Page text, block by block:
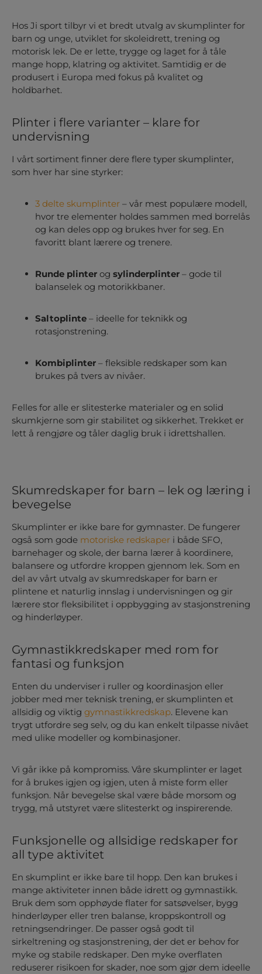
Hos Ji sport tilbyr vi et bredt utvalg av skumplinter for
barn og unge, utviklet for skoleidrett, trening og
motorisk lek. De er lette, trygge og laget for å tåle
mange hopp, klatring og aktivitet. Samtidig er de
produsert i Europa med fokus på kvalitet og
holdbarhet.
Plinter i flere varianter – klare for
undervisning
I vårt sortiment finner dere flere typer skumplinter,
som hver har sine styrker:
3 delte skumplinter – vår mest populære modell,
hvor tre elementer holdes sammen med borrelås
og kan deles opp og brukes hver for seg. En
favoritt blant lærere og trenere.
Runde plinter og sylinderplinter – gode til
balanselek og motorikkbaner.
Saltoplinte – ideelle for teknikk og
rotasjonstrening.
Kombiplinter – fleksible redskaper som kan
brukes på tvers av nivåer.
Felles for alle er slitesterke materialer og en solid
skumkjerne som gir stabilitet og sikkerhet. Trekket er
lett å rengjøre og tåler daglig bruk i idrettshallen.
Skumredskaper for barn – lek og læring i
bevegelse
Skumplinter er ikke bare for gymnaster. De fungerer
også som gode motoriske redskaper i både SFO,
barnehager og skole, der barna lærer å koordinere,
balansere og utfordre kroppen gjennom lek. Som en
del av vårt utvalg av skumredskaper for barn er
plintene et naturlig innslag i undervisningen og gir
lærere stor fleksibilitet i oppbygging av stasjonstrening
og hinderløyper.
Gymnastikkredskaper med rom for
fantasi og funksjon
Enten du underviser i ruller og koordinasjon eller
jobber med mer teknisk trening, er skumplinten et
allsidig og viktig gymnastikkredskap. Elevene kan
trygt utfordre seg selv, og du kan enkelt tilpasse nivået
med ulike modeller og kombinasjoner.
Vi går ikke på kompromiss. Våre skumplinter er laget
for å brukes igjen og igjen, uten å miste form eller
funksjon. Når bevegelse skal være både morsom og
trygg, må utstyret være slitesterkt og inspirerende.
Funksjonelle og allsidige redskaper for
all type aktivitet
En skumplint er ikke bare til hopp. Den kan brukes i
mange aktiviteter innen både idrett og gymnastikk.
Bruk dem som opphøyde flater for satsøvelser, bygg
hinderløyper eller tren balanse, kroppskontroll og
retningsendringer. De passer også godt til
sirkeltrening og stasjonstrening, der det er behov for
myke og stabile redskaper. Den myke overflaten
reduserer risikoen for skader, noe som gjør dem ideelle